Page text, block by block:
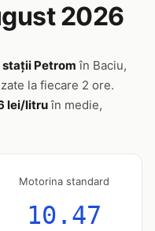
2026
stații Petrom în Baciu,
la fiecare 2 ore.
lei/litruîn medie,
Motorina standard
10.47